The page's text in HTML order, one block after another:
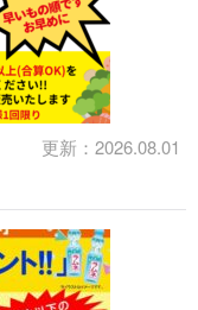
更新：2026.08.01